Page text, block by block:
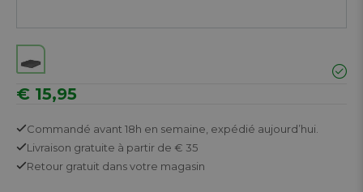
€ 15,95
Commandé avant 18h en semaine, expédié aujourd’hui.
Livraison gratuite à partir de € 35
Retour gratuit dans votre magasin